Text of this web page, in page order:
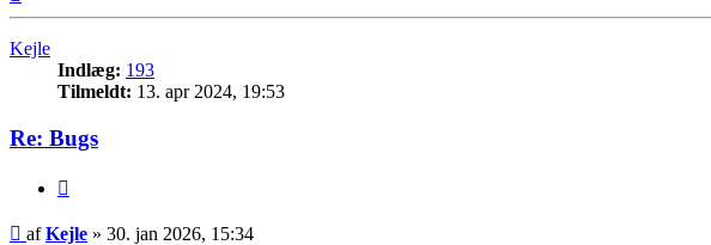
Kejle
Indlæg: 193
Tilmeldt: 13. apr 2024, 19:53
Re: Bugs
Indlæg
afKejle » 30. jan 2026, 15:34